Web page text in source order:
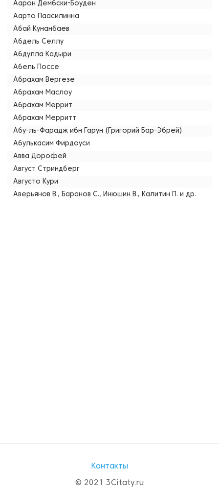
Аарон Дембски-Боуден
Аарто Паасилинна
Абай Кунанбаев
Абдель Селлу
Абдулла Кадыри
Абель Поссе
Абрахам Вергезе
Абрахам Маслоу
Абрахам Меррит
Абрахам Мерритт
Абу-ль-Фарадж ибн Гарун (Григорий Бар-Эбрей)
Абулькасим Фирдоуси
Авва Дорофей
Август Стриндберг
Августо Кури
Аверьянов В., Баранов С., Инюшин В., Калитин П. и др.
Контакты
© 2021 3Citaty.ru